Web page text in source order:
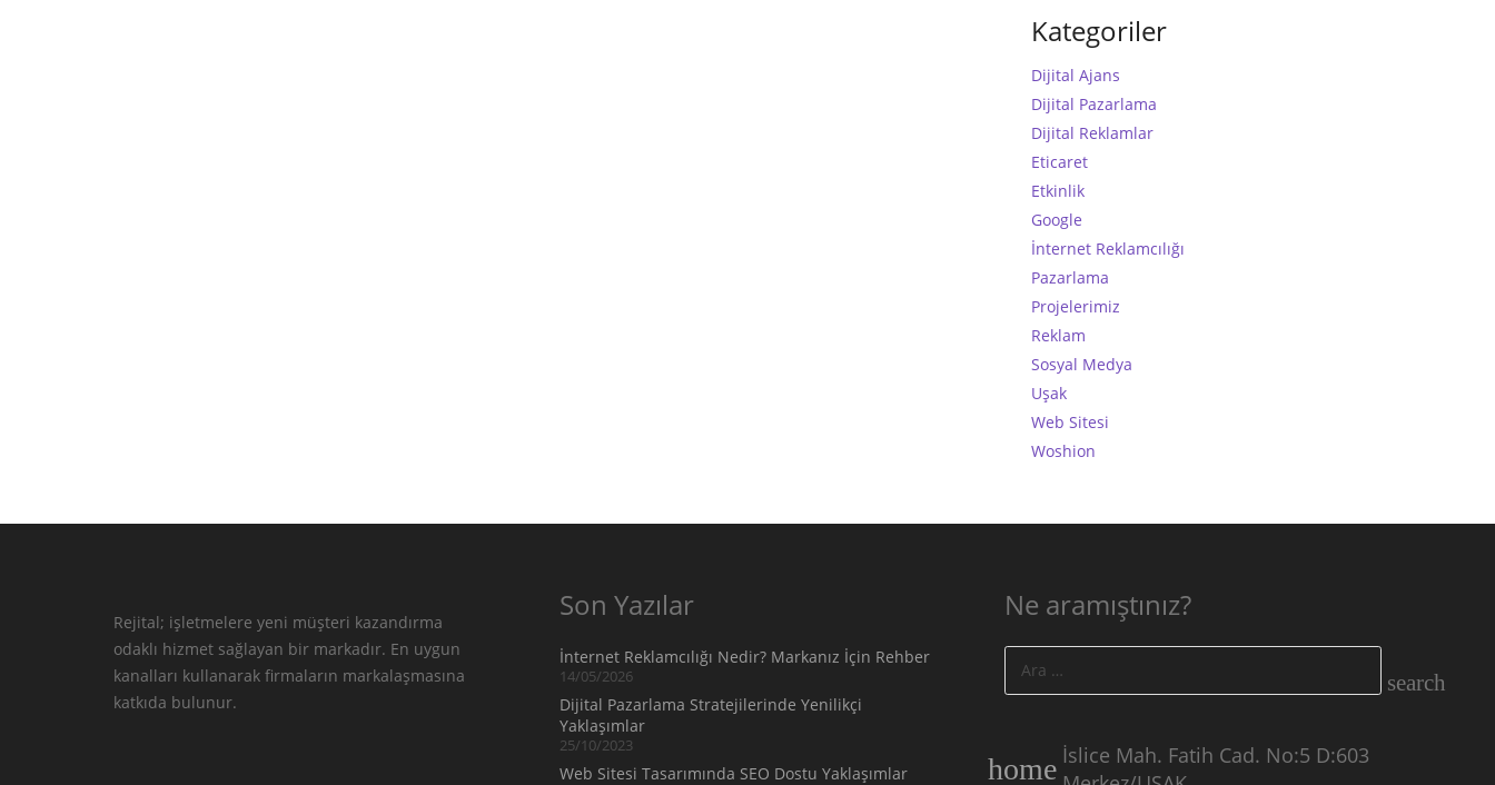
Kategoriler
Dijital Ajans
Dijital Pazarlama
Dijital Reklamlar
Eticaret
Etkinlik
Google
İnternet Reklamcılığı
Pazarlama
Projelerimiz
Reklam
Sosyal Medya
Uşak
Web Sitesi
Woshion
Rejital; işletmelere yeni müşteri kazandırma
odaklı hizmet sağlayan bir markadır. En uygun
kanalları kullanarak firmaların markalaşmasına
katkıda bulunur.
Son Yazılar
İnternet Reklamcılığı Nedir? Markanız İçin Rehber
14/05/2026
Dijital Pazarlama Stratejilerinde Yenilikçi
Yaklaşımlar
25/10/2023
Web Sitesi Tasarımında SEO Dostu Yaklaşımlar
Ne aramıştınız?
home İslice Mah. Fatih Cad. No:5 D:603